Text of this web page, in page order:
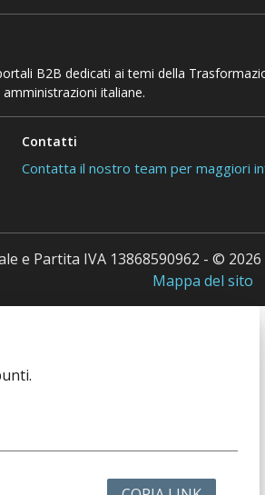
B2B dedicati ai temi della
italiane.
Contatti
Contatta il nostro team per maggiori
e Partita IVA 13868590962 - © 2026
Mappa del sito